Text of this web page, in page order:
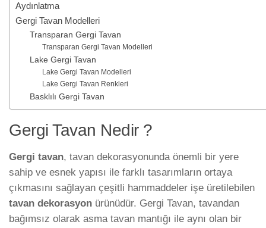
Aydınlatma
Gergi Tavan Modelleri
Transparan Gergi Tavan
Transparan Gergi Tavan Modelleri
Lake Gergi Tavan
Lake Gergi Tavan Modelleri
Lake Gergi Tavan Renkleri
Basklılı Gergi Tavan
Gergi Tavan Nedir ?
Gergi tavan, tavan dekorasyonunda önemli bir yere
sahip ve esnek yapısı ile farklı tasarımların ortaya
çıkmasını sağlayan çeşitli hammaddeler işe üretilebilen
tavan dekorasyon ürünüdür. Gergi Tavan, tavandan
bağımsız olarak asma tavan mantığı ile aynı olan bir